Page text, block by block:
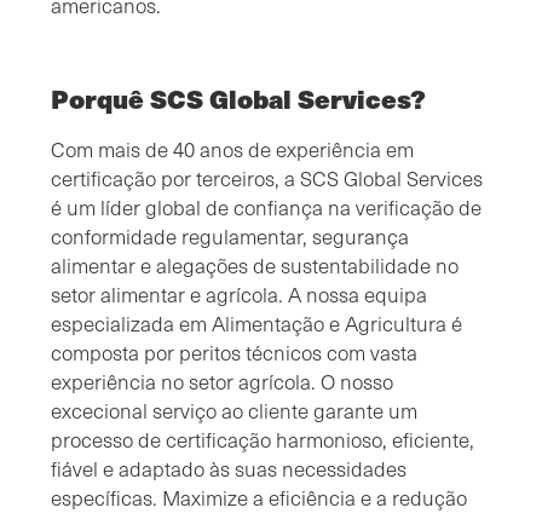
americanos.
Porquê SCS Global Services?
Com mais de 40 anos de experiência em
certificação por terceiros, a SCS Global Services
é um líder global de confiança na verificação de
conformidade regulamentar, segurança
alimentar e alegações de sustentabilidade no
setor alimentar e agrícola. A nossa equipa
especializada em Alimentação e Agricultura é
composta por peritos técnicos com vasta
experiência no setor agrícola. O nosso
excecional serviço ao cliente garante um
processo de certificação harmonioso, eficiente,
fiável e adaptado às suas necessidades
específicas. Maximize a eficiência e a redução